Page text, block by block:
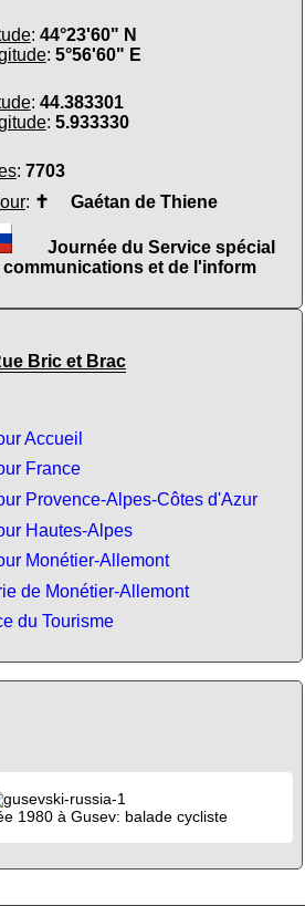
: 44°23'60" N
: 5°56'60" E
: 44.383301
: 5.933330
: 7703
: ✝ Gaétan de Thiene
Journée du Service spécial
communications et de l'inform
Bric et Brac
Accueil
France
Provence-Alpes-Côtes d'Azur
Hautes-Alpes
Monétier-Allemont
de Monétier-Allemont
du Tourisme
1980 à Gusev: balade cycliste